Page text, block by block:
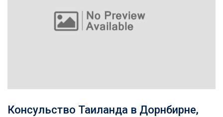
Консульство Таиланда в Дорнбирне,